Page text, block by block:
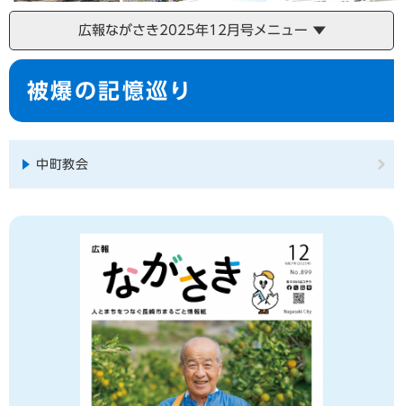
広報ながさき2025年12月号メニュー
本
被爆の記憶巡り
中町教会